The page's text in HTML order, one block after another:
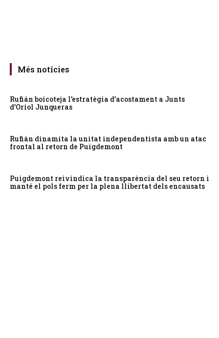
Més notícies
Rufián boicoteja l’estratègia d’acostament a Junts
d’Oriol Junqueras
Rufián dinamita la unitat independentista amb un atac
frontal al retorn de Puigdemont
Puigdemont reivindica la transparència del seu retorn i
manté el pols ferm per la plena llibertat dels encausats